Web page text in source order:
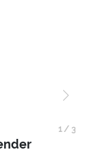
1/ 3